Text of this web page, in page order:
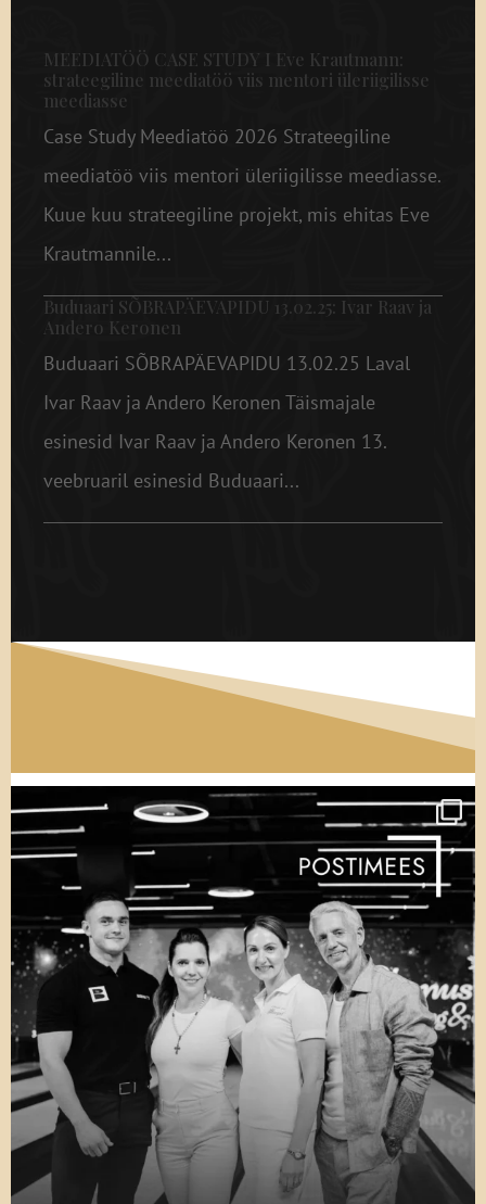
MEEDIATÖÖ CASE STUDY I Eve Krautmann:
strateegiline meediatöö viis mentori üleriigilisse
meediasse
Case Study Meediatöö 2026 Strateegiline
meediatöö viis mentori üleriigilisse meediasse.
Kuue kuu strateegiline projekt, mis ehitas Eve
Krautmannile...
Buduaari SÕBRAPÄEVAPIDU 13.02.25: Ivar Raav ja
Andero Keronen
Buduaari SÕBRAPÄEVAPIDU 13.02.25 Laval
Ivar Raav ja Andero Keronen Täismajale
esinesid Ivar Raav ja Andero Keronen 13.
veebruaril esinesid Buduaari...